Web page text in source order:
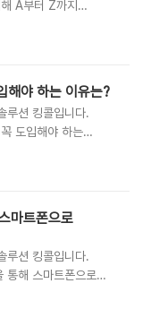
록이 누락되고,
음이 아니라, 우리
확하게 맞게
CS솔루션구축의
A부터 Z까지
가져보려고 합니다.
어 그냥 저장 공간만
찾으려면 일일이
복됩니다.
전히 바꾸는
합 솔루션입니다.
인 기능은
음성을 텍스트로
모든 통화가
해야 하는 이유는?
루션 킹콜입니다.
도입해야 하는
보는 시간을
로 전환하는 것은
니다. 수천, 수만
도 필요한 내용을 찾아
소모된다면 데이터는
이 반복됩니다.
마트폰으로
루션 킹콜입니다.
통해 스마트폰으로
체적으로 알아보는